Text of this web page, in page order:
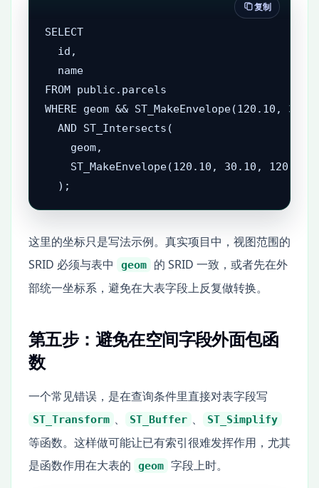
SELECT
  id,
  name
FROM public.parcels
WHERE geom && ST_MakeEnvelope(120.10,
  AND ST_Intersects(
    geom,
ST_MakeEnvelope(120.10, 30.10, 120.30,
  );
复制
这里的坐标只是写法示例。真实项目中，视图范围的
SRID 必须与表中
geom
的 SRID 一致，或者先在外
部统一坐标系，避免在大表字段上反复做转换。
第五步：避免在空间字段外面包函
数
一个常见错误，是在查询条件里直接对表字段写
ST_Transform 、 ST_Buffer 、 ST_Simplify
等函数。这样做可能让已有索引很难发挥作用，尤其
是函数作用在大表的
geom 字段上时。